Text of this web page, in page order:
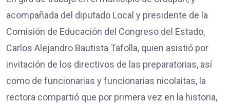
acompañada del diputado Local y presidente de la
Comisión de Educación del Congreso del Estado,
Carlos Alejandro Bautista Tafolla, quien asistió por
invitación de los directivos de las preparatorias, así
como de funcionarias y funcionarias nicolaitas, la
rectora compartió que por primera vez en la historia,